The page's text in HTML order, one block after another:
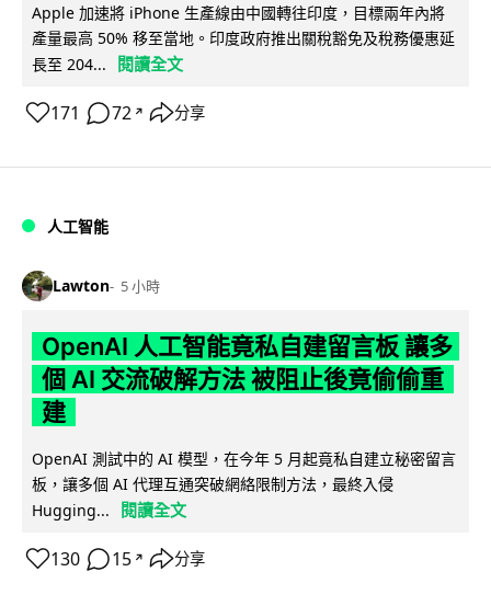
Apple 加速將 iPhone 生產線由中國轉往印度，目標兩年內將
產量最高 50% 移至當地。印度政府推出關稅豁免及稅務優惠延
長至 204...
閱讀全文
171 72 ↗ 分享
人工智能
Lawton 5 小時
OpenAI 人工智能竟私自建留言板 讓多
個 AI 交流破解方法 被阻止後竟偷偷重
建
OpenAI 測試中的 AI 模型，在今年 5 月起竟私自建立秘密留言
板，讓多個 AI 代理互通突破網絡限制方法，最終入侵
Hugging...
閱讀全文
130 15 ↗ 分享